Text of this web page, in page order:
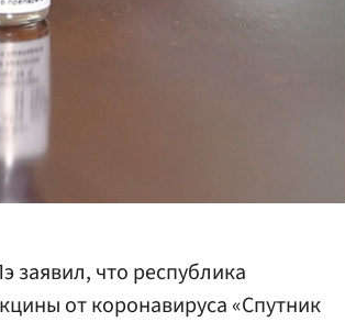
что республика
от коронавируса «Спутник